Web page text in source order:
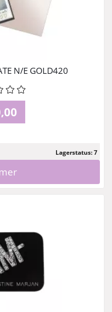
N/E GOLD420
Lagerstatus: 7